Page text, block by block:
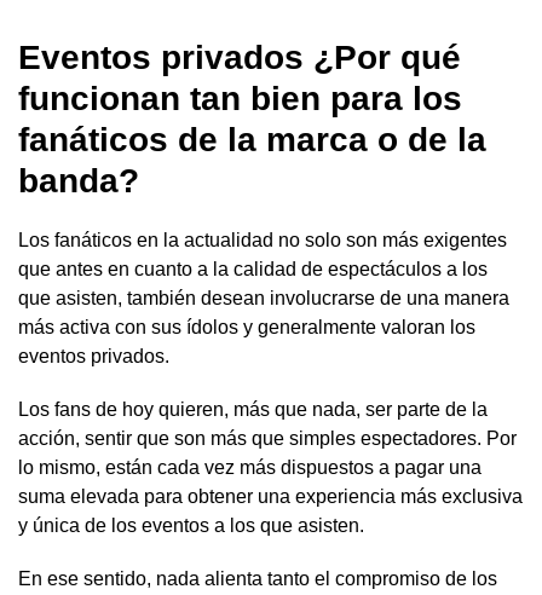
Eventos privados ¿Por qué
funcionan tan bien para los
fanáticos de la marca o de la
banda?
Los fanáticos en la actualidad no solo son más exigentes
que antes en cuanto a la calidad de espectáculos a los
que asisten, también desean involucrarse de una manera
más activa con sus ídolos y generalmente valoran los
eventos privados.
Los fans de hoy quieren, más que nada, ser parte de la
acción, sentir que son más que simples espectadores. Por
lo mismo, están cada vez más dispuestos a pagar una
suma elevada para obtener una experiencia más exclusiva
y única de los eventos a los que asisten.
En ese sentido, nada alienta tanto el compromiso de los